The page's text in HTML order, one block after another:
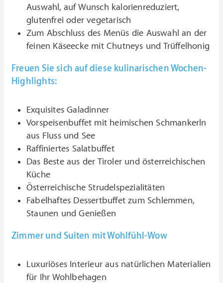
Auswahl, auf Wunsch kalorienreduziert,
glutenfrei oder vegetarisch
Zum Abschluss des Menüs die Auswahl an der
feinen Käseecke mit Chutneys und Trüffelhonig
Freuen Sie sich auf diese kulinarischen Wochen-
Highlights:
Exquisites Galadinner
Vorspeisenbuffet mit heimischen Schmankerln
aus Fluss und See
Raffiniertes Salatbuffet
Das Beste aus der Tiroler und österreichischen
Küche
Österreichische Strudelspezialitäten
Fabelhaftes Dessertbuffet zum Schlemmen,
Staunen und Genießen
Zimmer und Suiten mit Wohlfühl-Wow
Luxuriöses Interieur aus natürlichen Materialien
für Ihr Wohlbehagen